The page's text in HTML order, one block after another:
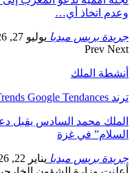
وعدم اتخاذ أي…
جريدة بريس ميديا يوليو 27, 2026
Prev Next
أنشطة الملك
ترند Trends Google Tendances
الملك محمد السادس يقبل
السلام” في غزة
جريدة بريس ميديا يناير 22, 2026